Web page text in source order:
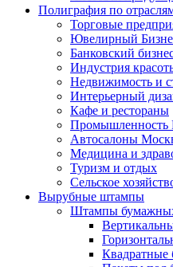
Полиграфия по
Торговые
Ювелирный
Банковский
Индустрия
Недвижимость и
Интерьерный
Кафе и рестораны
Промышленность
Автосалоны
Медицина и
Туризм и отдых
Сельское
Вырубные штампы
Штампы
Квадратные